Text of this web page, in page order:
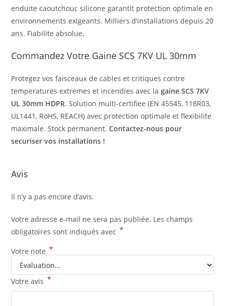
enduite caoutchouc silicone garantit protection optimale en
environnements exigeants. Milliers d’installations depuis 20
ans. Fiabilite absolue.
Commandez Votre Gaine SCS 7KV UL 30mm
Protegez vos faisceaux de cables et critiques contre
temperatures extremes et incendies avec lagaine SCS 7KV
UL 30mm HDPR. Solution multi-certifiee (EN 45545, 118R03,
UL1441, RoHS, REACH) avec protection optimale et flexibilite
maximale. Stock permanent.Contactez-nous pour
securiser vos installations !
Avis
Il n’y a pas encore d’avis.
Votre adresse e-mail ne sera pas publiée. Les champs
obligatoires sont indiqués avec *
Votre note *
Votre avis *